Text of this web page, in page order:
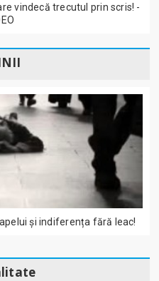
vindecă trecutul prin scris! -
și indiferența fără leac!